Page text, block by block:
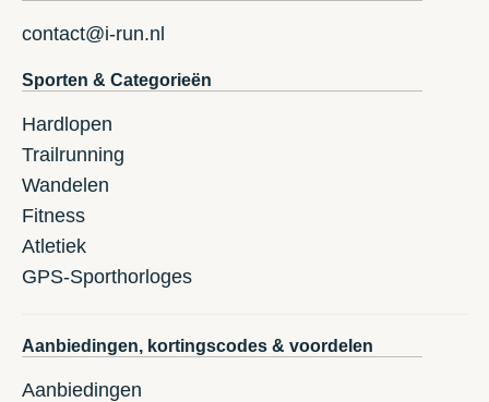
contact@i-run.nl
Sporten & Categorieën
Hardlopen
Trailrunning
Wandelen
Fitness
Atletiek
GPS-Sporthorloges
Aanbiedingen, kortingscodes & voordelen
Aanbiedingen